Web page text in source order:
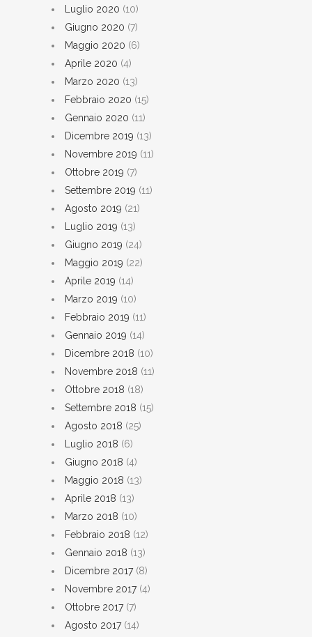
Luglio 2020 (10)
Giugno 2020 (7)
Maggio 2020 (6)
Aprile 2020 (4)
Marzo 2020 (13)
Febbraio 2020 (15)
Gennaio 2020 (11)
Dicembre 2019 (13)
Novembre 2019 (11)
Ottobre 2019 (7)
Settembre 2019 (11)
Agosto 2019 (21)
Luglio 2019 (13)
Giugno 2019 (24)
Maggio 2019 (22)
Aprile 2019 (14)
Marzo 2019 (10)
Febbraio 2019 (11)
Gennaio 2019 (14)
Dicembre 2018 (10)
Novembre 2018 (11)
Ottobre 2018 (18)
Settembre 2018 (15)
Agosto 2018 (25)
Luglio 2018 (6)
Giugno 2018 (4)
Maggio 2018 (13)
Aprile 2018 (13)
Marzo 2018 (10)
Febbraio 2018 (12)
Gennaio 2018 (13)
Dicembre 2017(8)
Novembre 2017(4)
Ottobre 2017(7)
Agosto 2017(14)